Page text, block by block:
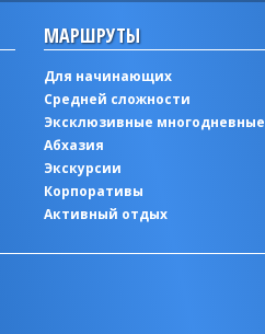
МАРШРУТЫ
Для начинающих
Средней сложности
Эксклюзивные многодневные
Абхазия
Экскурсии
Корпоративы
Активный отдых